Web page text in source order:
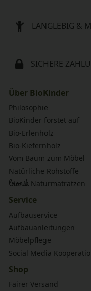
LANGLEBIG &
SICHERE
Über BioKinder
Philosophie
BioKinder forstet auf
Bio-Erlenholz
Bio-Kiefernholz
Vom Baum zum Möbel
Natürliche Rohstoffe
bionik Naturmatratzen
Service
Aufbauservice
Aufbauanleitungen
Möbelpflege
Social Media
Shop
Fairer Versand